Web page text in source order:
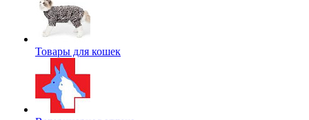
Товары для кошек